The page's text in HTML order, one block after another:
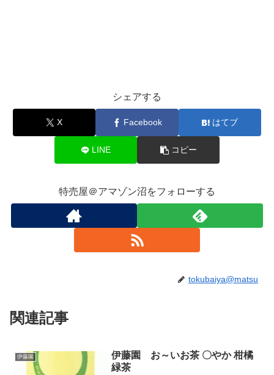
シェアする
X Facebook はてブ
LINE コピー
特売屋＠アマゾン沼をフォローする
tokubaiya@matsu
関連記事
伊藤園
伊藤園 お～いお茶 〇やか 柑橘
緑茶